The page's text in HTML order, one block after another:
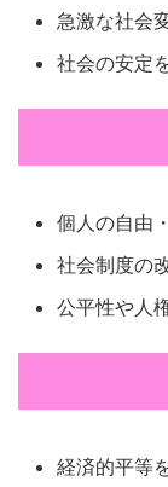
急激な社会
社会の安定
個人の自由
社会制度の
公平性や人
経済的平等